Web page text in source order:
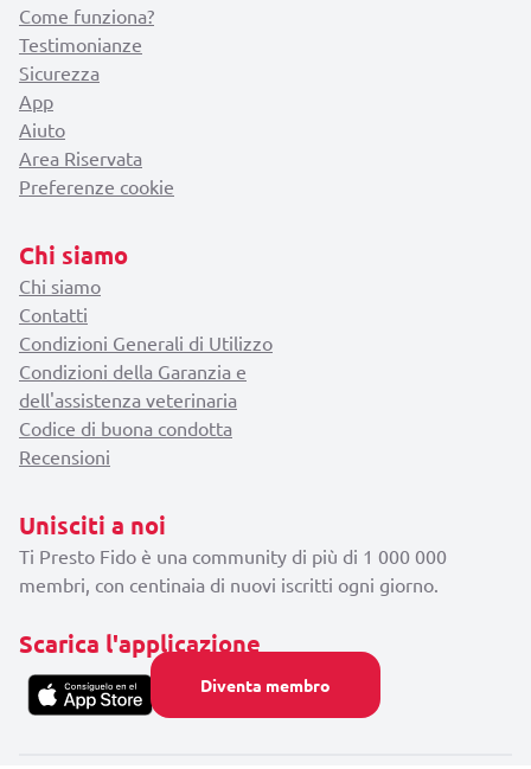
Diventa membro
Come funziona?
Testimonianze
Sicurezza
App
Aiuto
Area Riservata
Preferenze cookie
Chi siamo
Chi siamo
Contatti
Condizioni Generali di Utilizzo
Condizioni della Garanzia e
dell'assistenza veterinaria
Codice di buona condotta
Recensioni
Unisciti a noi
Ti Presto Fido è una community di più di 1 000 000
membri, con centinaia di nuovi iscritti ogni giorno.
Scarica l'applicazione